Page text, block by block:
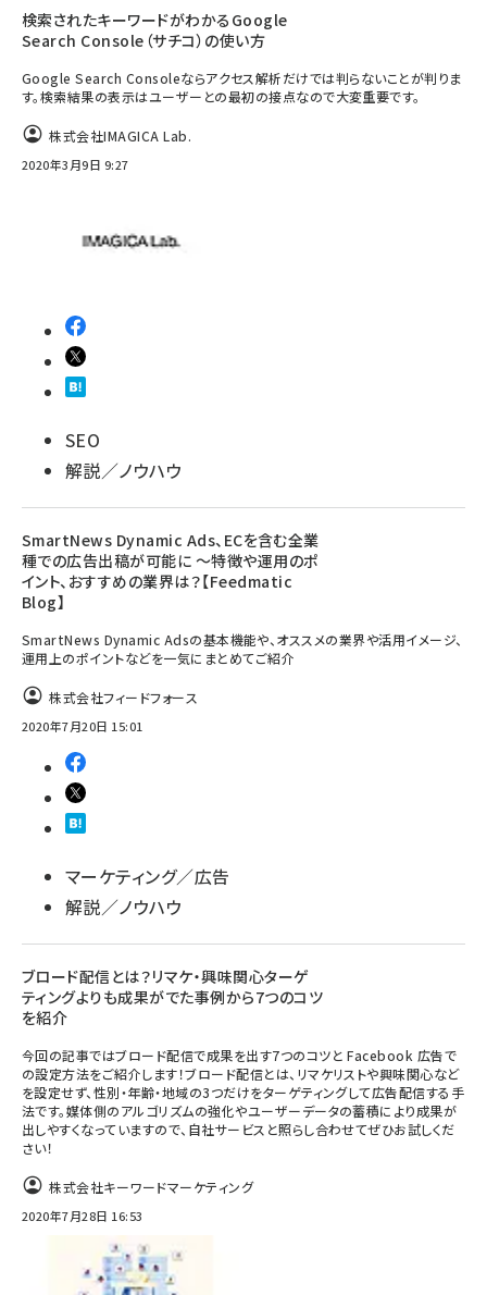
検索されたキーワードがわかるGoogle
Search Console（サチコ）の使い方
Google Search Consoleならアクセス解析だけでは判らないことが判りま
す。検索結果の表示はユーザーとの最初の接点なので大変重要です。
株式会社IMAGICA Lab.
2020年3月9日 9:27
SEO
解説／ノウハウ
SmartNews Dynamic Ads、ECを含む全業
種での広告出稿が可能に ～特徴や運用のポ
イント、おすすめの業界は？【Feedmatic
Blog】
SmartNews Dynamic Adsの基本機能や、オススメの業界や活用イメージ、
運用上のポイントなどを一気にまとめてご紹介
株式会社フィードフォース
2020年7月20日 15:01
マーケティング／広告
解説／ノウハウ
ブロード配信とは？リマケ・興味関心ターゲ
ティングよりも成果がでた事例から7つのコツ
を紹介
今回の記事ではブロード配信で成果を出す7つのコツと Facebook 広告で
の設定方法をご紹介します！ブロード配信とは、リマケリストや興味関心など
を設定せず、性別・年齢・地域の3つだけをターゲティングして広告配信する手
法です。媒体側のアルゴリズムの強化やユーザーデータの蓄積により成果が
出しやすくなっていますので、自社サービスと照らし合わせてぜひお試しくだ
さい！
株式会社キーワードマーケティング
2020年7月28日 16:53